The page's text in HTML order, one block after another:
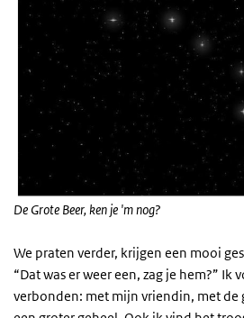
De Grote Beer, ken je 'm nog?
We praten verder, krijgen een mooi
“Dat was er weer een, zag je hem?” Ik
verbonden: met mijn vriendin, met de